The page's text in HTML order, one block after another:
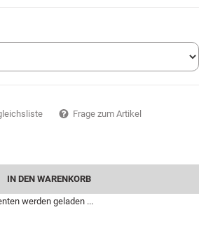
IN DEN WARENKORB
werden geladen ...
Frage zum Artikel